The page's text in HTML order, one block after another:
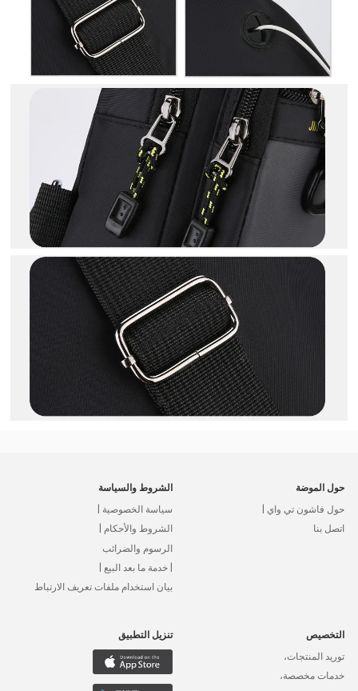
حول الموضة
حول فاشون تي واي |
اتصل بنا
الشروط والسياسة
سياسة الخصوصية |
الشروط والأحكام |
الرسوم والضرائب
| خدمة ما بعد البيع |
بيان استخدام ملفات تعريف الارتباط
التخصيص
توريد المنتجات،
خدمات مخصصة،
تنزيل التطبيق